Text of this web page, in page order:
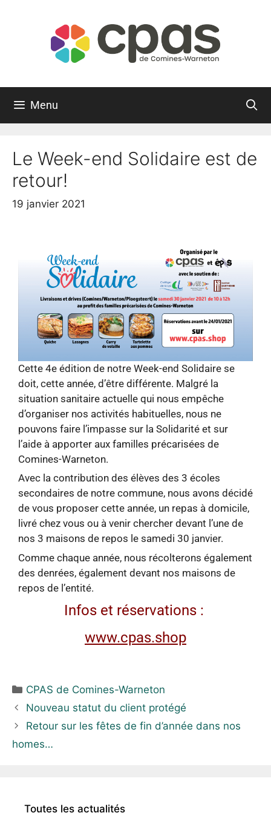
Menu
Le Week-end Solidaire est de
retour!
19 janvier 2021
Cette 4e édition de notre Week-end Solidaire se
doit, cette année, d’être différente. Malgré la
situation sanitaire actuelle qui nous empêche
d’organiser nos activités habituelles, nous ne
pouvons faire l’impasse sur la Solidarité et sur
l’aide à apporter aux familles précarisées de
Comines-Warneton.
Avec la contribution des élèves des 3 écoles
secondaires de notre commune, nous avons décidé
de vous proposer cette année, un repas à domicile,
livré chez vous ou à venir chercher devant l’une de
nos 3 maisons de repos le samedi 30 janvier.
Comme chaque année, nous récolterons également
des denrées, également devant nos maisons de
repos de l’entité.
Infos et réservations :
www.cpas.shop
CPAS de Comines-Warneton
Nouveau statut du client protégé
Retour sur les fêtes de fin d’année dans nos
homes…
Toutes les actualités